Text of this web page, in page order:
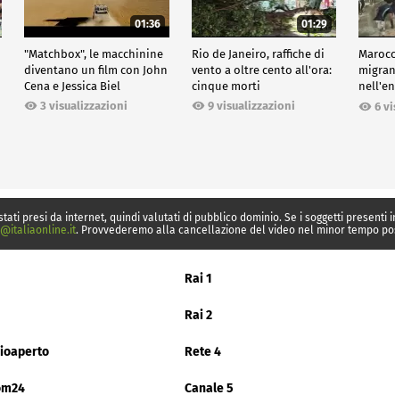
01:36
"Matchbox", le macchinine
diventano un film con John
Cena e Jessica Biel
3 visualizzazioni
01:29
Rio de Janeiro, raffiche di
vento a oltre cento all'ora:
cinque morti
9 visualizzazioni
Ceuta
6
presi da internet, quindi valutati di pubblico dominio. Se i soggetti
. Provvederemo alla cancellazione del video nel minor tempo
Rai 1
Rai 2
Rete 4
Canale 5